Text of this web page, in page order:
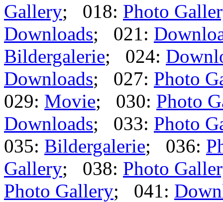
Gallery; 018: Photo
Downloads; 021:
Bildergalerie; 024:
Downloads; 027: Photo
029: Movie; 030: Photo
Downloads; 033: Photo
035: Bildergalerie; 036:
Gallery; 038: Photo
Photo Gallery; 041: